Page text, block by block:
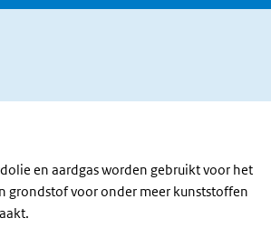
en aardgas worden gebruikt voor het
grondstof voor onder meer kunststoffen